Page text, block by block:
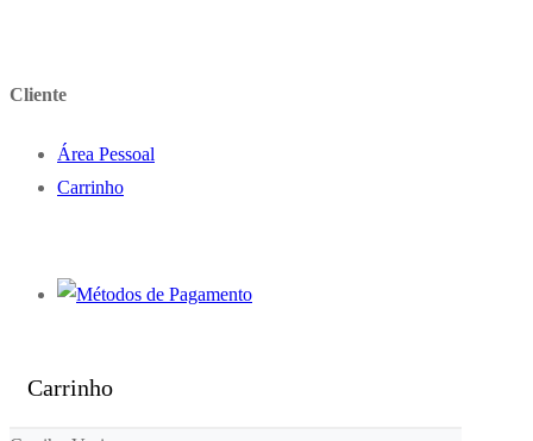
Cliente
Área Pessoal
Carrinho
Carrinho